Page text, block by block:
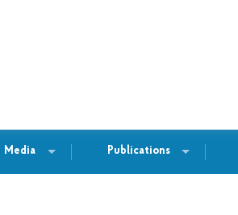
Media Publications